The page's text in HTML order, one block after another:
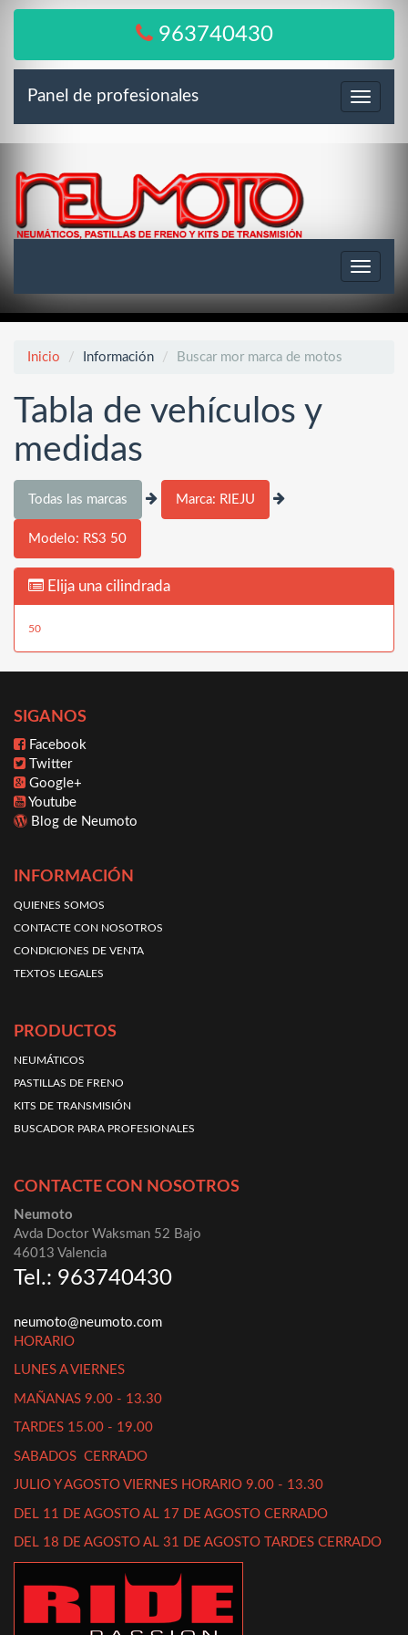
963740430
Menú
Panel de profesionales
Toggle
Inicio Información Buscar mor marca de motos
Tabla de vehículos y
medidas
Todas las marcas Marca: RIEJU
Modelo: RS3 50
Elija una cilindrada
50
SIGANOS
Facebook
Twitter
Google+
Youtube
Blog de Neumoto
INFORMACIÓN
QUIENES SOMOS
CONTACTE CON NOSOTROS
CONDICIONES DE VENTA
TEXTOS LEGALES
PRODUCTOS
NEUMÁTICOS
PASTILLAS DE FRENO
KITS DE TRANSMISIÓN
BUSCADOR PARA PROFESIONALES
CONTACTE CON NOSOTROS
Neumoto
Avda Doctor Waksman 52 Bajo
46013 Valencia
Tel.: 963740430
neumoto@neumoto.com
HORARIO
LUNES A VIERNES
MAÑANAS 9.00 - 13.30
TARDES 15.00 - 19.00
SABADOS CERRADO
JULIO Y AGOSTO VIERNES HORARIO 9.00 - 13.30
DEL 11 DE AGOSTO AL 17 DE AGOSTO CERRADO
DEL 18 DE AGOSTO AL 31 DE AGOSTO TARDES CERRADO